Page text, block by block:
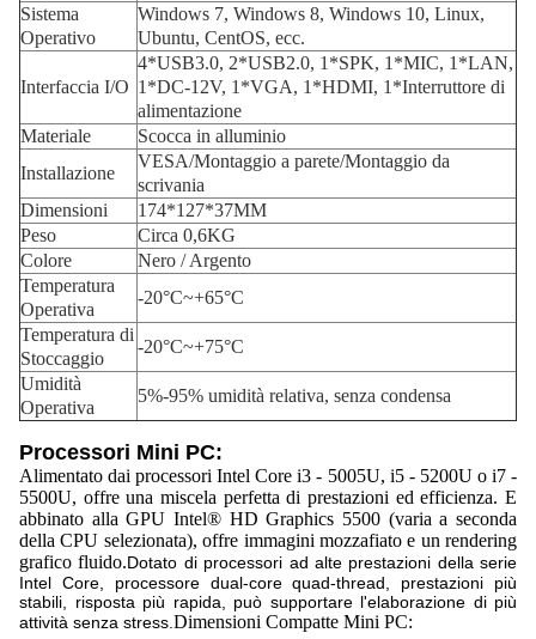
Sistema
Operativo
Windows 7, Windows 8, Windows 10, Linux,
Ubuntu, CentOS, ecc.
Interfaccia I/O
4*USB3.0, 2*USB2.0, 1*SPK, 1*MIC, 1*LAN,
1*DC-12V, 1*VGA, 1*HDMI, 1*Interruttore di
alimentazione
Materiale
Scocca in alluminio
Installazione
VESA/Montaggio a parete/Montaggio da
scrivania
Dimensioni
174*127*37MM
Peso
Circa 0,6KG
Colore
Nero / Argento
Temperatura
Operativa
-20°C~+65°C
Temperatura di
Stoccaggio
-20°C~+75°C
Umidità
Operativa
5%-95% umidità relativa, senza condensa
Processori Mini PC:
Alimentato dai processori Intel Core i3 - 5005U, i5 - 5200U o i7 -
5500U, offre una miscela perfetta di prestazioni ed efficienza. E
abbinato alla GPU Intel® HD Graphics 5500 (varia a seconda
della CPU selezionata), offre immagini mozzafiato e un rendering
grafico fluido.Dotato di processori ad alte prestazioni della serie
Intel Core, processore dual-core quad-thread, prestazioni più
stabili, risposta più rapida, può supportare l'elaborazione di più
attività senza stress. Dimensioni Compatte Mini PC: